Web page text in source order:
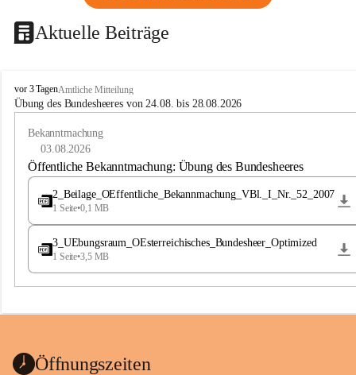
Aktuelle Beiträge
B
u
e
a
vor 3 TagenAmtliche Mitteilung
Übung des Bundesheeres von 24.08. bis 28.08.2026
Bekanntmachung
03.08.2026
Öffentliche Bekanntmachung: Übung des Bundesheeres
2_Beilage_OEffentliche_Bekannmachung_VBl._I_Nr._52_2007
1 Seite•0,1 MB
3_UEbungsraum_OEsterreichisches_Bundesheer_Optimized
1 Seite•3,5 MB
Öffnungszeiten